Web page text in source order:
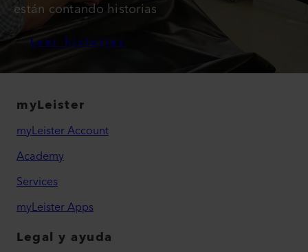
están contando historias
Leer historias
myLeister
myLeister Account
Academy
Services
myLeister Apps
Legal y ayuda